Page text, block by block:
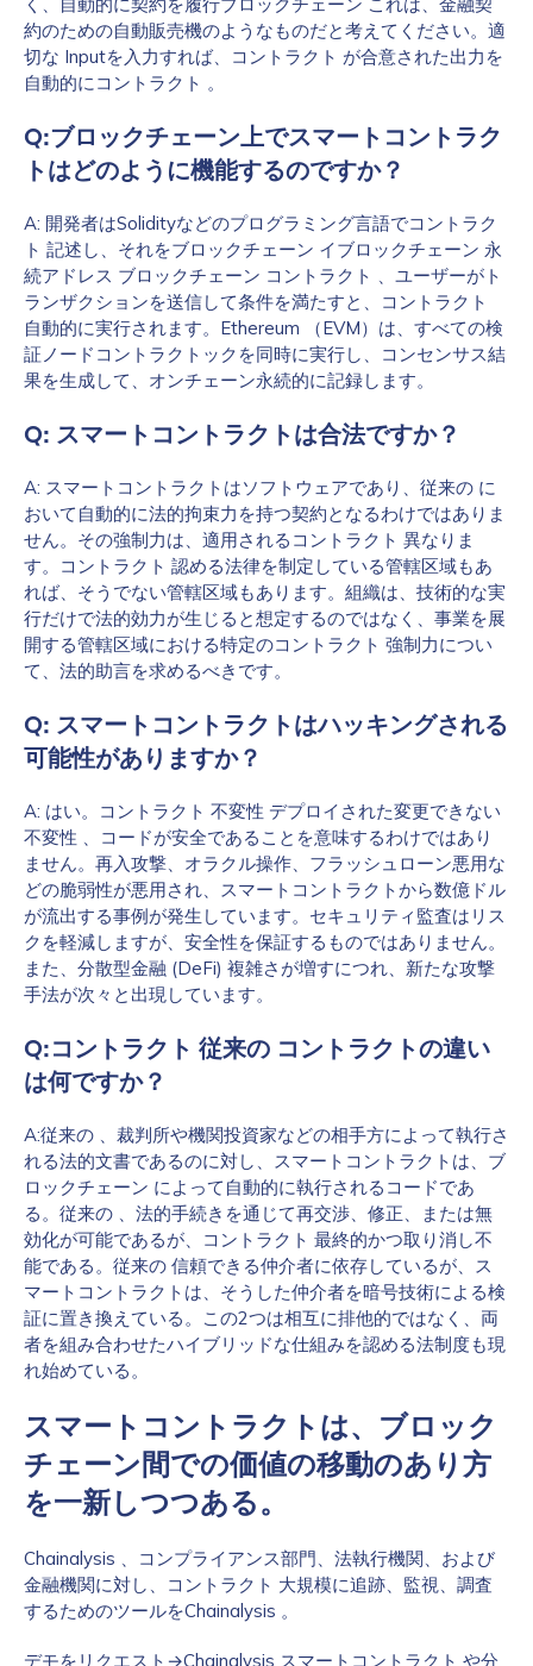
約のための自動販売機のようなものだと考えてください。適
切な Inputを入力すれば、コントラクト が合意された出力を
自動的にコントラクト 。
Q:ブロックチェーン上でスマートコントラク
トはどのように機能するのですか？
A: 開発者はSolidityなどのプログラミング言語でコントラク
ト 記述し、それをブロックチェーン イブロックチェーン 永
続アドレス ブロックチェーン コントラクト 、ユーザーがト
ランザクションを送信して条件を満たすと、コントラクト
自動的に実行されます。Ethereum （EVM）は、すべての検
証ノードコントラクトックを同時に実行し、コンセンサス結
果を生成して、オンチェーン永続的に記録します。
Q: スマートコントラクトは合法ですか？
A: スマートコントラクトはソフトウェアであり、従来の に
おいて自動的に法的拘束力を持つ契約となるわけではありま
せん。その強制力は、適用されるコントラクト 異なりま
す。コントラクト 認める法律を制定している管轄区域もあ
れば、そうでない管轄区域もあります。組織は、技術的な実
行だけで法的効力が生じると想定するのではなく、事業を展
開する管轄区域における特定のコントラクト 強制力につい
て、法的助言を求めるべきです。
Q: スマートコントラクトはハッキングされる
可能性がありますか？
A: はい。コントラクト 不変性 デプロイされた変更できない
不変性 、コードが安全であることを意味するわけではあり
ません。再入攻撃、オラクル操作、フラッシュローン悪用な
どの脆弱性が悪用され、スマートコントラクトから数億ドル
が流出する事例が発生しています。セキュリティ監査はリス
クを軽減しますが、安全性を保証するものではありません。
また、分散型金融 (DeFi) 複雑さが増すにつれ、新たな攻撃
手法が次々と出現しています。
Q:コントラクト 従来の コントラクトの違い
は何ですか？
A:従来の 、裁判所や機関投資家などの相手方によって執行さ
れる法的文書であるのに対し、スマートコントラクトは、ブ
ロックチェーン によって自動的に執行されるコードであ
る。従来の 、法的手続きを通じて再交渉、修正、または無
効化が可能であるが、コントラクト 最終的かつ取り消し不
能である。従来の 信頼できる仲介者に依存しているが、ス
マートコントラクトは、そうした仲介者を暗号技術による検
証に置き換えている。この2つは相互に排他的ではなく、両
者を組み合わせたハイブリッドな仕組みを認める法制度も現
れ始めている。
スマートコントラクトは、ブロック
チェーン間での価値の移動のあり方
を一新しつつある。
Chainalysis 、コンプライアンス部門、法執行機関、および
金融機関に対し、コントラクト 大規模に追跡、監視、調査
するためのツールをChainalysis 。
デモをリクエスト →Chainalysis スマートコントラクト や分
*
First Name
*
Last name
Company / Organization Name
*
Work Email Address
*
Phone Number
*
Country
*
Role Function
*
Role Level
Organization Type
*
How did you hear about us?
By checking this box, you indicate that you'd like us
to send you information on Chainalysis products,
services, events, and news. Your personal data will
be handled in accordance with theChainalysis
privacy policy.
Submit